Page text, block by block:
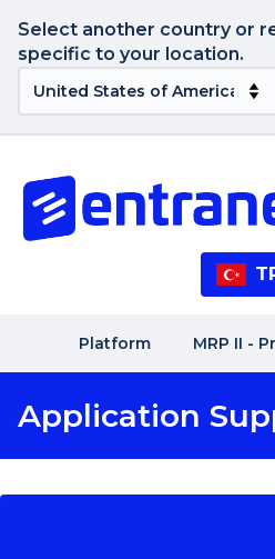
Select another country or
specific to your location.
Platform MRP II -
Application